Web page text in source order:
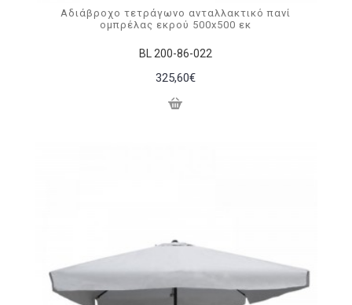
BL 200-86-022
Αδιάβροχο τετράγωνο ανταλλακτικό πανί
ομπρέλας εκρού 500x500 εκ
325,60€